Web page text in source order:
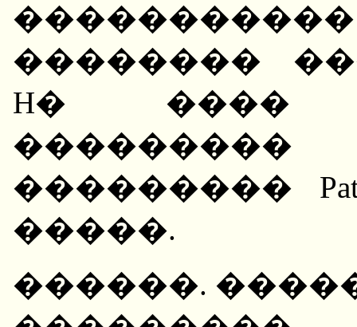
��������
H� ����
���������
���������
�����.
������.